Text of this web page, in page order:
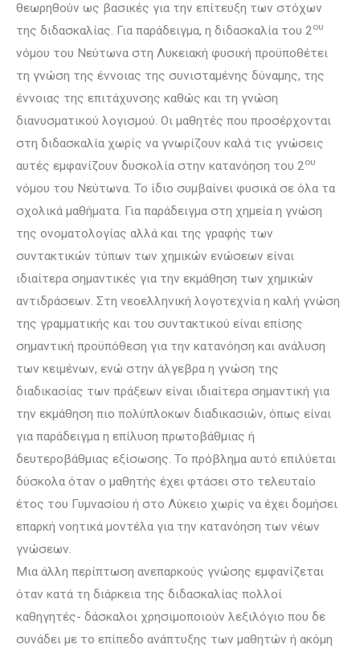
θεωρηθούν ως βασικές για την επίτευξη των στόχων
της διδασκαλίας. Για παράδειγμα, η διδασκαλία του 2ου
νόμου του Νεύτωνα στη Λυκειακή φυσική προϋποθέτει
τη γνώση της έννοιας της συνισταμένης δύναμης, της
έννοιας της επιτάχυνσης καθώς και τη γνώση
διανυσματικού λογισμού. Οι μαθητές που προσέρχονται
στη διδασκαλία χωρίς να γνωρίζουν καλά τις γνώσεις
αυτές εμφανίζουν δυσκολία στην κατανόηση του 2ου
νόμου του Νεύτωνα. Το ίδιο συμβαίνει φυσικά σε όλα τα
σχολικά μαθήματα. Για παράδειγμα στη χημεία η γνώση
της ονοματολογίας αλλά και της γραφής των
συντακτικών τύπων των χημικών ενώσεων είναι
ιδιαίτερα σημαντικές για την εκμάθηση των χημικών
αντιδράσεων. Στη νεοελληνική λογοτεχνία η καλή γνώση
της γραμματικής και του συντακτικού είναι επίσης
σημαντική προϋπόθεση για την κατανόηση και ανάλυση
των κειμένων, ενώ στην άλγεβρα η γνώση της
διαδικασίας των πράξεων είναι ιδιαίτερα σημαντική για
την εκμάθηση πιο πολύπλοκων διαδικασιών, όπως είναι
για παράδειγμα η επίλυση πρωτοβάθμιας ή
δευτεροβάθμιας εξίσωσης. Το πρόβλημα αυτό επιλύεται
δύσκολα όταν ο μαθητής έχει φτάσει στο τελευταίο
έτος του Γυμνασίου ή στο Λύκειο χωρίς να έχει δομήσει
επαρκή νοητικά μοντέλα για την κατανόηση των νέων
γνώσεων.
Μια άλλη περίπτωση ανεπαρκούς γνώσης εμφανίζεται
όταν κατά τη διάρκεια της διδασκαλίας πολλοί
καθηγητές- δάσκαλοι χρησιμοποιούν λεξιλόγιο που δε
συνάδει με το επίπεδο ανά­πτυ­ξης των μαθητών ή ακόμη